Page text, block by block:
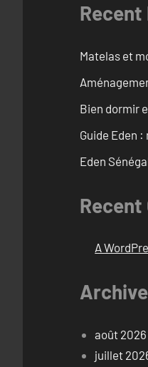
Matelas et
Bien dormir
Guide Eden
Eden
Recent
A
août 2026
juillet